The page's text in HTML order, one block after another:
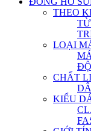
THEO
LOẠI
CHẤT
KIỂU